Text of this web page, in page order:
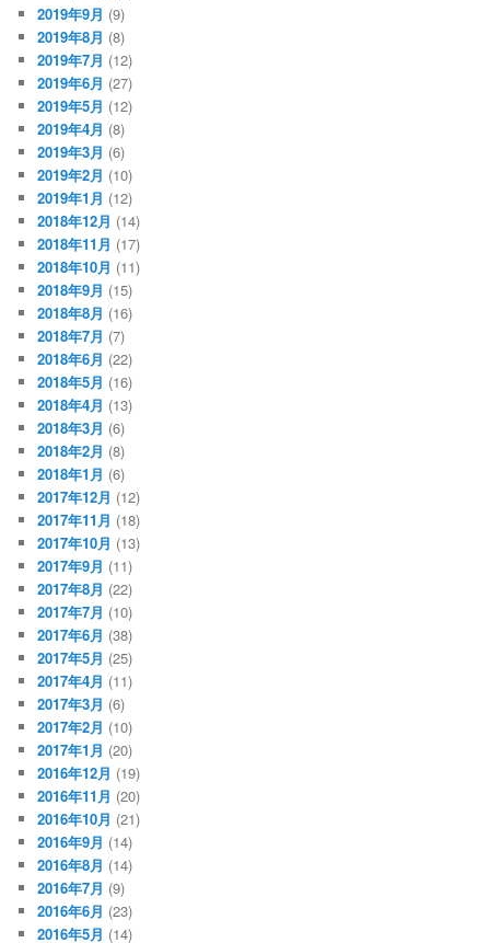
2019年9月 (9)
2019年8月 (8)
2019年7月 (12)
2019年6月 (27)
2019年5月 (12)
2019年4月 (8)
2019年3月 (6)
2019年2月 (10)
2019年1月 (12)
2018年12月 (14)
2018年11月 (17)
2018年10月 (11)
2018年9月 (15)
2018年8月 (16)
2018年7月 (7)
2018年6月 (22)
2018年5月 (16)
2018年4月 (13)
2018年3月 (6)
2018年2月 (8)
2018年1月 (6)
2017年12月 (12)
2017年11月 (18)
2017年10月 (13)
2017年9月 (11)
2017年8月 (22)
2017年7月 (10)
2017年6月 (38)
2017年5月 (25)
2017年4月 (11)
2017年3月 (6)
2017年2月 (10)
2017年1月 (20)
2016年12月 (19)
2016年11月 (20)
2016年10月 (21)
2016年9月 (14)
2016年8月 (14)
2016年7月 (9)
2016年6月 (23)
2016年5月 (14)